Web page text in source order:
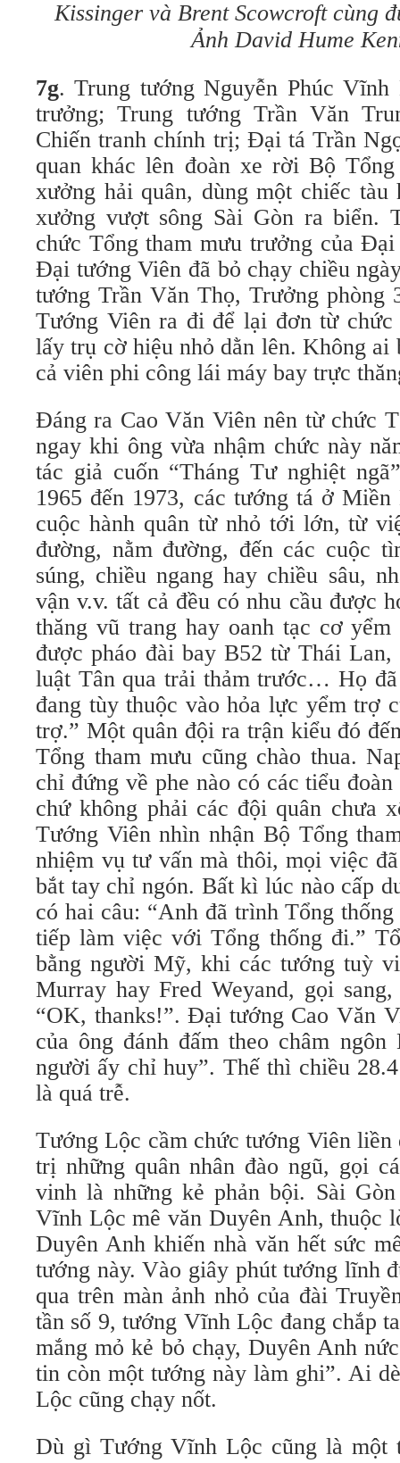
Kissinger và Brent Scowcroft cùng
Ảnh David Hume
7g. Trung tướng Nguyễn Phúc
trưởng; Trung tướng Trần Văn
Chiến tranh chính trị; Đại tá Trần
quan khác lên đoàn xe rời Bộ
xưởng hải quân, dùng một chiếc
xưởng vượt sông Sài Gòn ra biển.
chức Tổng tham mưu trưởng của
Đại tướng Viên đã bỏ chạy chiều
tướng Trần Văn Thọ, Trưởng phòng
Tướng Viên ra đi để lại đơn từ
lấy trụ cờ hiệu nhỏ dằn lên. Không ai
cả viên phi công lái máy bay trực
Đáng ra Cao Văn Viên nên từ chức
ngay khi ông vừa nhậm chức này
tác giả cuốn “Tháng Tư nghiệt
1965 đến 1973, các tướng tá ở
cuộc hành quân từ nhỏ tới lớn, từ
đường, nằm đường, đến các cuộc
súng, chiều ngang hay chiều sâu,
vận v.v. tất cả đều có nhu cầu được
thăng vũ trang hay oanh tạc cơ
được pháo đài bay B52 từ Thái
luật Tân qua trải thảm trước… Họ
đang tùy thuộc vào hỏa lực yểm trợ
trợ.” Một quân đội ra trận kiểu đó
Tổng tham mưu cũng chào thua.
chỉ đứng về phe nào có các tiểu
chứ không phải các đội quân chưa
Tướng Viên nhìn nhận Bộ Tổng
nhiệm vụ tư vấn mà thôi, mọi việc
bắt tay chỉ ngón. Bất kì lúc nào cấp
có hai câu: “Anh đã trình Tổng
tiếp làm việc với Tổng thống đi.”
bằng người Mỹ, khi các tướng tuỳ
Murray hay Fred Weyand, gọi
“OK, thanks!”. Đại tướng Cao Văn
của ông đánh đấm theo châm
người ấy chỉ huy”. Thế thì chiều
là quá trễ.
Tướng Lộc cầm chức tướng Viên liền
trị những quân nhân đào ngũ, gọi
vinh là những kẻ phản bội. Sài
Vĩnh Lộc mê văn Duyên Anh, thuộc
Duyên Anh khiến nhà văn hết sức
tướng này. Vào giây phút tướng lĩnh
qua trên màn ảnh nhỏ của đài
tần số 9, tướng Vĩnh Lộc đang chắp
mắng mỏ kẻ bỏ chạy, Duyên Anh
tin còn một tướng này làm ghi”. Ai
Lộc cũng chạy nốt.
Dù gì Tướng Vĩnh Lộc cũng là một